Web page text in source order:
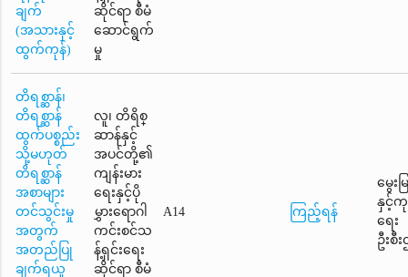
ချက်
(အသားနှင့်
ထွက်ကုန်)
ဆိုင်ရာ စီမံ
ဆောင်ရွက်
မှု
တိရစ္ဆာန်၊
တိရစ္ဆာန်
ထွက်ပစ္စည်း
သို့မဟုတ်
တိရစ္ဆာန်
အစာများ
တင်သွင်းမှု
အတွက်
အတည်ပြု
ချက်ရယူ
လူ၊ တိရိစ္
ဆာန်နှင့်
အပင်တို့၏
ကျန်းမား
ရေးနှင့်ပို
မွှားရောဂါ
ကင်းစင်သ
န့်ရှင်းရေး
ဆိုင်ရာ စီမံ
A14 ကြည့်ရန်
မွေး
နှင့်
ရေး
ဦးစီး